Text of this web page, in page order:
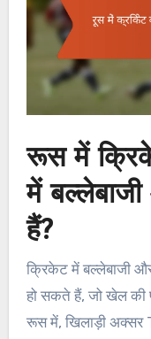
रूस में
में
हैं?
क्रिकेट में बल्लेबाजी
हो सकते हैं, जो खेल की
रूस में, खिलाड़ी